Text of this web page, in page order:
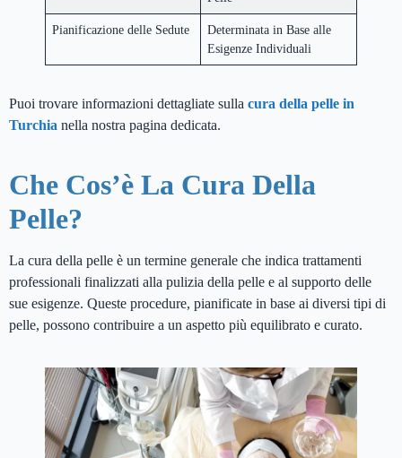
Pianificazione delle Sedute
Determinata in Base alle
Esigenze Individuali
Puoi trovare informazioni dettagliate sulla cura della pelle in
Turchia nella nostra pagina dedicata.
Che Cos’è La Cura Della
Pelle?
La cura della pelle è un termine generale che indica trattamenti
professionali finalizzati alla pulizia della pelle e al supporto delle
sue esigenze. Queste procedure, pianificate in base ai diversi tipi di
pelle, possono contribuire a un aspetto più equilibrato e curato.